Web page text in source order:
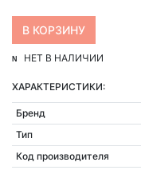
НЕТ В НАЛИЧИИ
ХАРАКТЕРИСТИКИ:
Бренд
Тип
Код производителя